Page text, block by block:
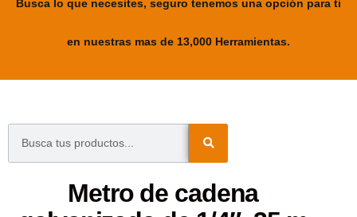
Busca lo que necesites, seguro tenemos una opción para ti
en nuestras mas de 13,000 Herramientas.
Metro de cadena